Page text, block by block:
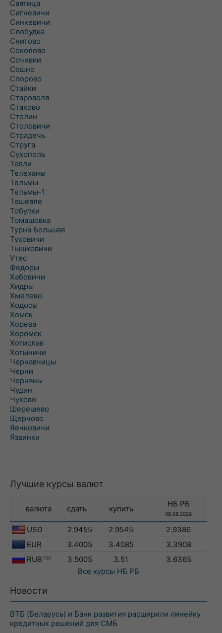
Святица
Сигневичи
Синкевичи
Слобудка
Снитово
Соколово
Сочивки
Сошно
Спорово
Стайки
Староволя
Стахово
Столин
Столовичи
Страдечь
Струга
Сухополь
Тевли
Телеханы
Тельмы
Тельмы-1
Тешевле
Тобулки
Томашовка
Турна Большая
Туховичи
Тышковичи
Утес
Федоры
Хабовичи
Хидры
Хмелево
Ходосы
Хомск
Хорева
Хоромск
Хотислав
Хотыничи
Чернавчицы
Черни
Черняны
Чудин
Чухово
Шерешево
Щерчово
Яечковичи
Язвинки
Лучшие курсы валют
валюта сдать купить
НБ РБ
08.08.2026
USD 2.9455 2.9545
2.9386
EUR
3.4005 3.4085
3.3908
RUB 100 3.5005 3.51
3.6365
Все курсы НБ РБ
Новости
ВТБ (Беларусь) и Банк развития расширили линейку
кредитных решений для СМБ